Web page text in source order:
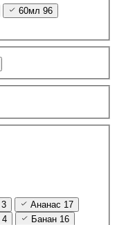
60мл 96
3 Ананас 17
4 Банан 16